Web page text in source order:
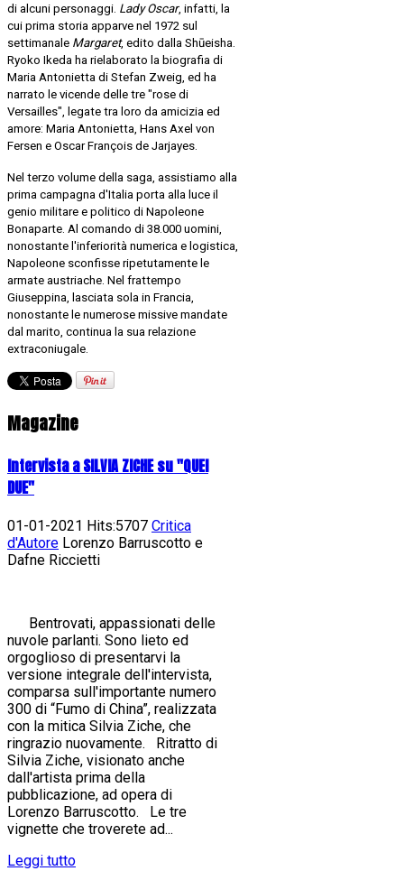
di alcuni personaggi. Lady Oscar, infatti, la
cui prima storia apparve nel 1972 sul
settimanale Margaret, edito dalla Shūeisha.
Ryoko Ikeda ha rielaborato la biografia di
Maria Antonietta di Stefan Zweig, ed ha
narrato le vicende delle tre "rose di
Versailles", legate tra loro da amicizia ed
amore: Maria Antonietta, Hans Axel von
Fersen e Oscar François de Jarjayes.
Nel terzo volume della saga, assistiamo alla
prima campagna d'Italia porta alla luce il
genio militare e politico di Napoleone
Bonaparte. Al comando di 38.000 uomini,
nonostante l'inferiorità numerica e logistica,
Napoleone sconfisse ripetutamente le
armate austriache. Nel frattempo
Giuseppina, lasciata sola in Francia,
nonostante le numerose missive mandate
dal marito, continua la sua relazione
extraconiugale.
Magazine
Intervista a SILVIA ZICHE su "QUEI
DUE"
01-01-2021 Hits:5707 Critica
d'Autore Lorenzo Barruscotto e
Dafne Riccietti
Bentrovati, appassionati delle
nuvole parlanti. Sono lieto ed
orgoglioso di presentarvi la
versione integrale dell'intervista,
comparsa sull'importante numero
300 di “Fumo di China”, realizzata
con la mitica Silvia Ziche, che
ringrazio nuovamente. Ritratto di
Silvia Ziche, visionato anche
dall'artista prima della
pubblicazione, ad opera di
Lorenzo Barruscotto. Le tre
vignette che troverete ad...
Leggi tutto